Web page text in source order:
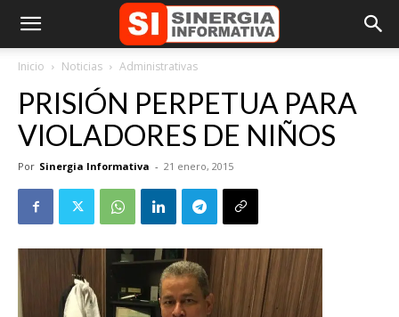
Inicio Noticias Administrativas
PRISIÓN PERPETUA PARA
VIOLADORES DE NIÑOS
Por Sinergia Informativa - 21 enero, 2015